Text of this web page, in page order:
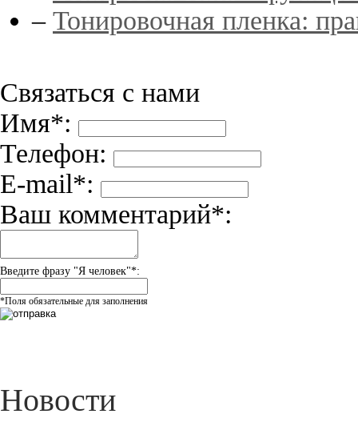
– Тонировочная пленка:
Связаться с нами
Имя*:
Телефон:
E-mail*:
Ваш комментарий*:
Введите фразу "Я человек"*:
*Поля обязательные для заполнения
Новости